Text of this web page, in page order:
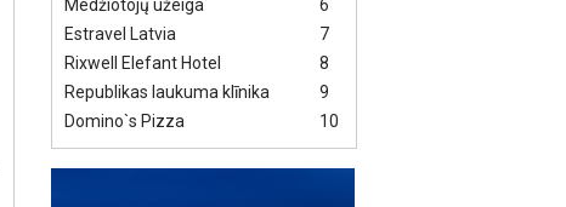
6
Medžiotojų užeiga
7
Estravel Latvia
8
Rixwell Elefant Hotel
9
Republikas laukuma klīnika
10
Domino`s Pizza